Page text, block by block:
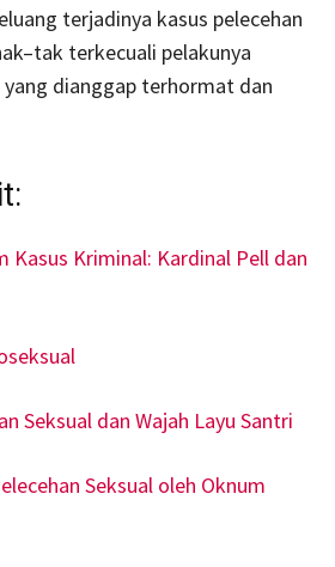
terjadinya kasus pelecehan
terkecuali pelakunya
dianggap terhormat dan
Kasus Kriminal: Kardinal Pell dan
Seksual dan Wajah Layu Santri
Seksual oleh Oknum